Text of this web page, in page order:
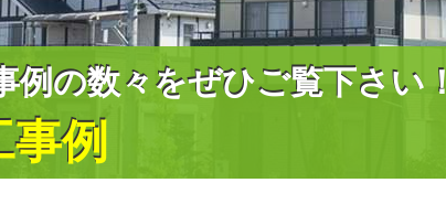
の数々をぜひご覧下さい！
例